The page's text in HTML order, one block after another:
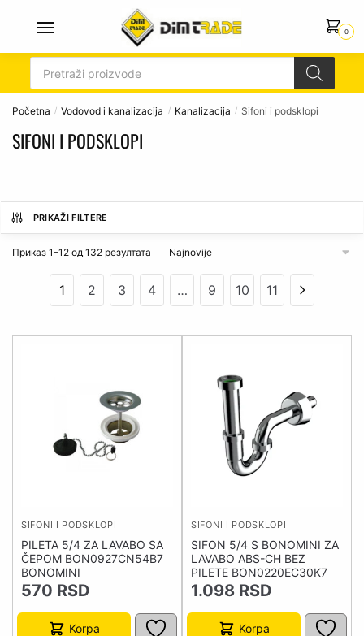
0
Products
search
Početna / Vodovod i kanalizacija / Kanalizacija / Sifoni i podsklopi
SIFONI I PODSKLOPI
PRIKAŽI FILTERE
Приказ 1–12 од 132 резултата Сортирано
најновијем
1 2 3 4 … 9 10 11
SIFONI I PODSKLOPI
PILETA 5/4 ZA LAVABO SA
ČEPOM BON0927CN54B7
BONOMINI
570 RSD
Korpa
SIFONI I PODSKLOPI
SIFON 5/4 S BONOMINI ZA
LAVABO ABS-CH BEZ
PILETE BON0220EC30K7
1.098 RSD
Korpa